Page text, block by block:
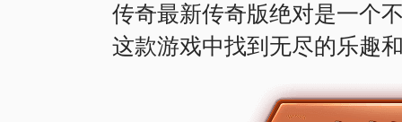
传奇最新传奇版绝对是一个